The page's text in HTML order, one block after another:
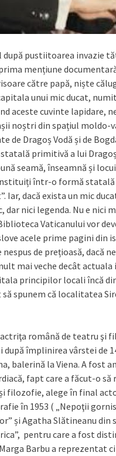
după pustiitoarea invazie
mențiune
către papă, niște
unui mic ducat,
aceste cuvinte lapidare,
noștri din spațiul moldo-
de Dragoș Vodă și de
primitivă a lui
seamă, înseamnă și
într-o formă statală
Iar, dacă exista un mic
dar nici legenda. Nu e
Vaticanului vor
acele prime pagini
de prețioasă, dacă
mai veche decât actuala
principilor locali încă
spunem că localitatea
română de teatru şi
împlinirea vârstei de
balerină la Viena. A fost
fapt care a făcut-o să
filozofie, alege în final
în 1953 ( „Nepoţii
și Agatha Slătineanu din
pentru care a fost
Barbu a reprezentat